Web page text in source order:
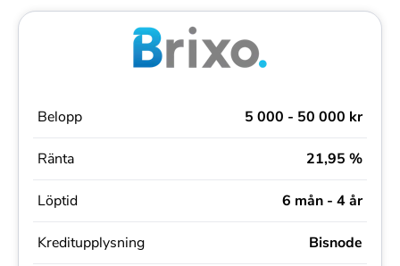
Belopp 5 000 - 50 000 kr
Ränta 21,95 %
Löptid 6 mån - 4 år
Kreditupplysning Bisnode